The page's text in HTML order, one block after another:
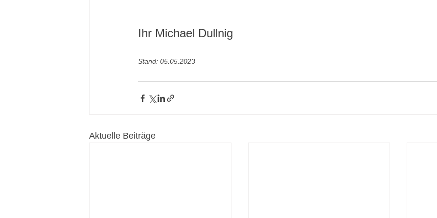
Ihr Michael Dullnig
Stand: 05.05.2023
Aktuelle Beiträge